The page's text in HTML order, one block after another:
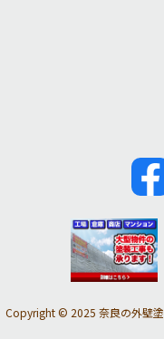
Copyright © 2025 奈良の外壁